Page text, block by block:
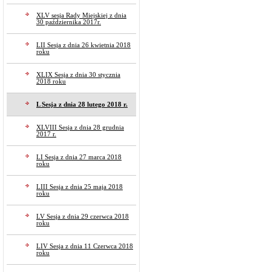
XLV sesja Rady Miejskiej z dnia
30 października 2017r.
LII Sesja z dnia 26 kwietnia 2018
roku
XLIX Sesja z dnia 30 stycznia
2018 roku
L Sesja z dnia 28 lutego 2018 r.
XLVIII Sesja z dnia 28 grudnia
2017 r.
LI Sesja z dnia 27 marca 2018
roku
LIII Sesja z dnia 25 maja 2018
roku
LV Sesja z dnia 29 czerwca 2018
roku
LIV Sesja z dnia 11 Czerwca 2018
roku